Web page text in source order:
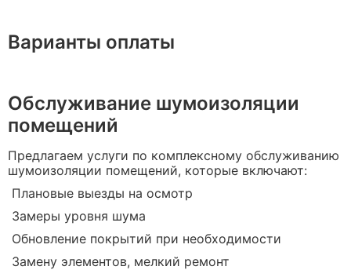
Варианты оплаты
Обслуживание шумоизоляции
помещений
Предлагаем услуги по комплексному обслуживанию
шумоизоляции помещений, которые включают:
Плановые выезды на осмотр
Замеры уровня шума
Обновление покрытий при необходимости
Замену элементов, мелкий ремонт